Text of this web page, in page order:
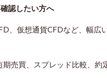
認したい方へ
、仮想通貨CFDなど、幅広
売買、スプレッド比較、約